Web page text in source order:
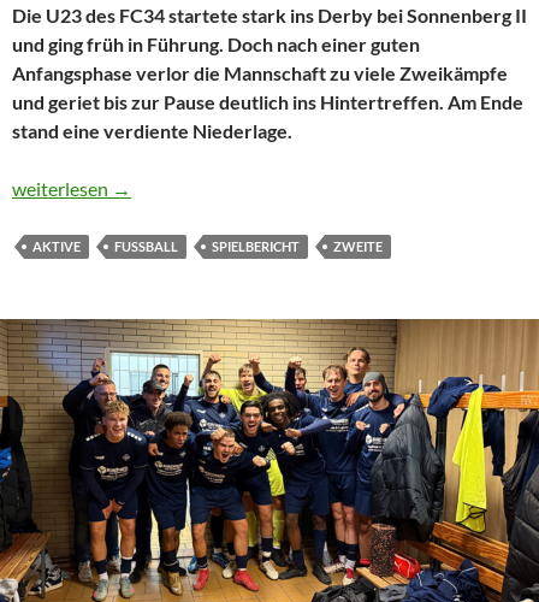
Die U23 des FC34 startete stark ins Derby bei Sonnenberg II
und ging früh in Führung. Doch nach einer guten
Anfangsphase verlor die Mannschaft zu viele Zweikämpfe
und geriet bis zur Pause deutlich ins Hintertreffen. Am Ende
stand eine verdiente Niederlage.
U23: Frühe Führung in Sonnenberg reicht nicht
weiterlesen →
AKTIVE FUSSBALL SPIELBERICHT ZWEITE